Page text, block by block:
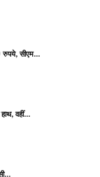
रुपये, सीएम…
वहीं…